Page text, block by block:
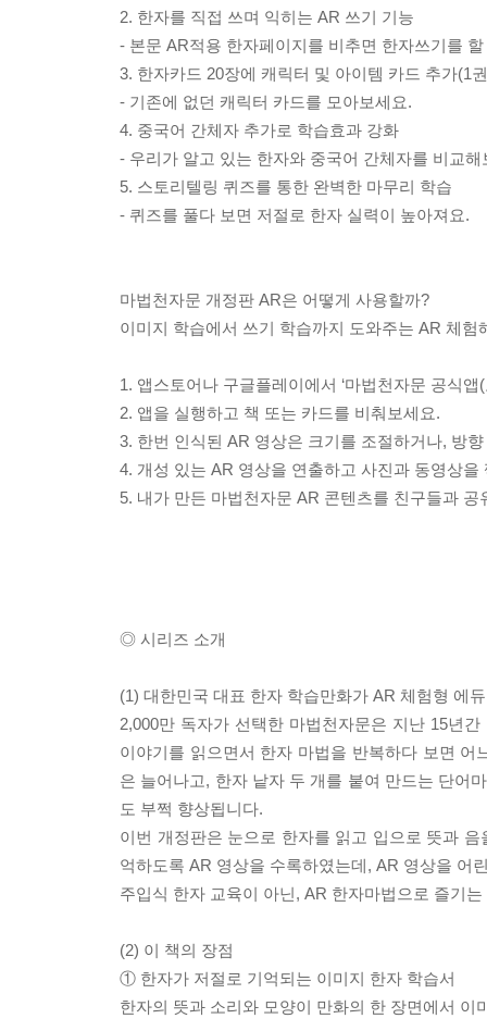
2. 한자를 직접 쓰며 익히는 AR 쓰기 기능
- 본문 AR적용 한자페이지를 비추면 한자쓰기를
3. 한자카드 20장에 캐릭터 및 아이템 카드 추가(1
- 기존에 없던 캐릭터 카드를 모아보세요.
4. 중국어 간체자 추가로 학습효과 강화
- 우리가 알고 있는 한자와 중국어 간체자를 비교해
5. 스토리텔링 퀴즈를 통한 완벽한 마무리 학습
- 퀴즈를 풀다 보면 저절로 한자 실력이 높아져요.
마법천자문 개정판 AR은 어떻게 사용할까?
이미지 학습에서 쓰기 학습까지 도와주는 AR 체험
1. 앱스토어나 구글플레이에서 ‘마법천자문 공식앱
2. 앱을 실행하고 책 또는 카드를 비춰보세요.
3. 한번 인식된 AR 영상은 크기를 조절하거나, 방
4. 개성 있는 AR 영상을 연출하고 사진과 동영상을
5. 내가 만든 마법천자문 AR 콘텐츠를 친구들과 공
◎ 시리즈 소개
(1) 대한민국 대표 한자 학습만화가 AR 체험형 에
2,000만 독자가 선택한 마법천자문은 지난 15년
이야기를 읽으면서 한자 마법을 반복하다 보면
은 늘어나고, 한자 낱자 두 개를 붙여 만드는 단어
도 부쩍 향상됩니다.
이번 개정판은 눈으로 한자를 읽고 입으로 뜻과
억하도록 AR 영상을 수록하였는데, AR 영상을 어
주입식 한자 교육이 아닌, AR 한자마법으로 즐기
(2) 이 책의 장점
① 한자가 저절로 기억되는 이미지 한자 학습서
한자의 뜻과 소리와 모양이 만화의 한 장면에서